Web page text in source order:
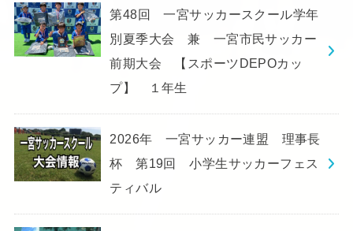
第48回 一宮サッカースクール学年
別夏季大会 兼 一宮市民サッカー
前期大会 【スポーツDEPOカッ
プ】 １年生
2026年 一宮サッカー連盟 理事長
杯 第19回 小学生サッカーフェス
ティバル